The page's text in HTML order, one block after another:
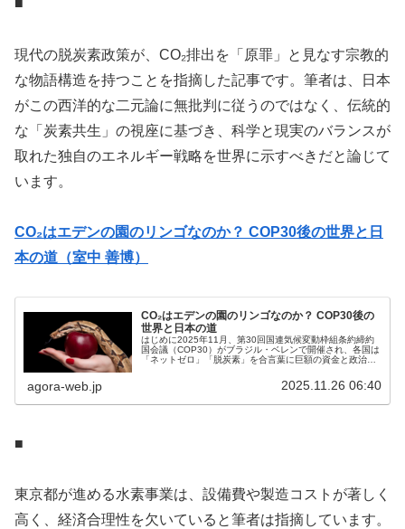
現代の脱炭素政策が、CO₂排出を「原罪」と見なす宗教的
な物語構造を持つことを指摘した記事です。筆者は、日本
がこの西洋的な二元論に無批判に従うのではなく、伝統的
な「炭素共生」の視座に基づき、科学と現実のバランスが
取れた独自のエネルギー戦略を世界に示すべきだと論じて
います。
CO₂はエデンの園のリンゴなのか？ COP30後の世界と日
本の道（室中 善博）
CO₂はエデンの園のリンゴなのか？ COP30後の
世界と日本の道
はじめに2025年11月、第30回国連気候変動枠組条約締約
国会議（COP30）がブラジル・ベレンで開催され、各国は
「ネットゼロ」「脱炭素」を合言葉に巨額の資金と政治的
agora-web.jp 2025.11.26 06:40
■
東京都が進める水素事業は、設備費や製造コストが著しく
高く、経済合理性を欠いていると筆者は指摘しています。